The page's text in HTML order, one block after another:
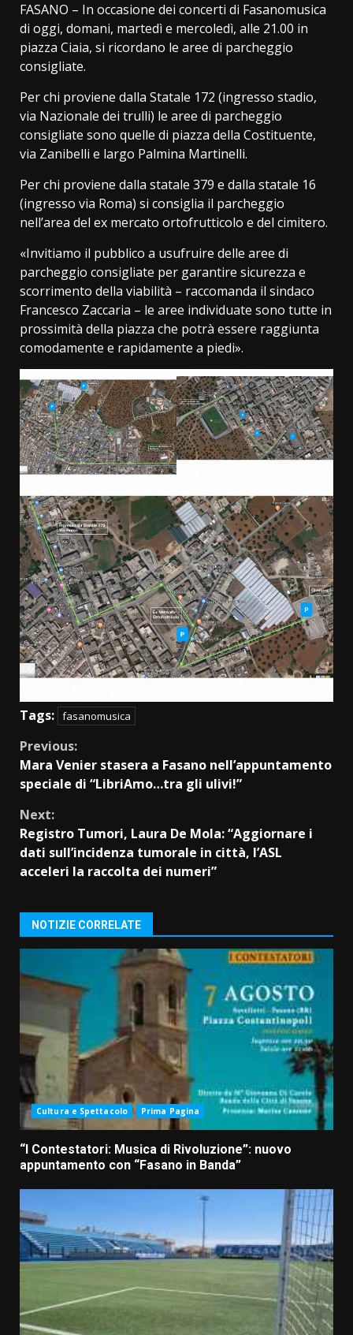
FASANO – In occasione dei concerti di Fasanomusica
di oggi, domani, martedì e mercoledì, alle 21.00 in
piazza Ciaia, si ricordano le aree di parcheggio
consigliate.
Per chi proviene dalla Statale 172 (ingresso stadio,
via Nazionale dei trulli) le aree di parcheggio
consigliate sono quelle di piazza della Costituente,
via Zanibelli e largo Palmina Martinelli.
Per chi proviene dalla statale 379 e dalla statale 16
(ingresso via Roma) si consiglia il parcheggio
nell’area del ex mercato ortofrutticolo e del cimitero.
«Invitiamo il pubblico a usufruire delle aree di
parcheggio consigliate per garantire sicurezza e
scorrimento della viabilità – raccomanda il sindaco
Francesco Zaccaria – le aree individuate sono tutte in
prossimità della piazza che potrà essere raggiunta
comodamente e rapidamente a piedi».
Tags: fasanomusica
Continue
Reading
Previous:
Mara Venier stasera a Fasano nell’appuntamento
speciale di “LibriAmo…tra gli ulivi!”
Next:
Registro Tumori, Laura De Mola: “Aggiornare i
dati sull’incidenza tumorale in città, l’ASL
acceleri la raccolta dei numeri”
NOTIZIE CORRELATE
Cultura e Spettacolo Prima Pagina
“I Contestatori: Musica di Rivoluzione”: nuovo
appuntamento con “Fasano in Banda”